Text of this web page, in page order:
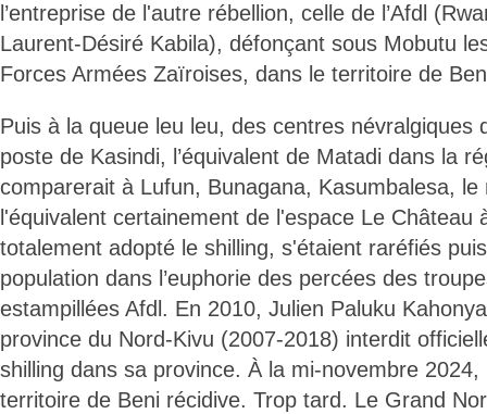
l’entreprise de l'autre rébellion, celle de l’Afdl
Laurent-Désiré Kabila), défonçant sous Mobutu
Forces Armées Zaïroises, dans le territoire de
Puis à la queue leu leu, des centres névralgiques
poste de Kasindi, l’équivalent de Matadi dans la
comparerait à Lufun, Bunagana, Kasumbalesa, le
l'équivalent certainement de l'espace Le Château
totalement adopté le shilling, s'étaient raréfiés
population dans l’euphorie des percées des
estampillées Afdl. En 2010, Julien Paluku
province du Nord-Kivu (2007-2018) interdit
shilling dans sa province. À la mi-novembre
territoire de Beni récidive. Trop tard. Le Grand